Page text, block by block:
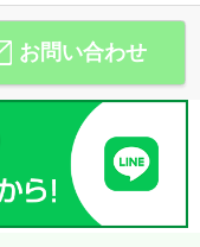
お問い合わせ